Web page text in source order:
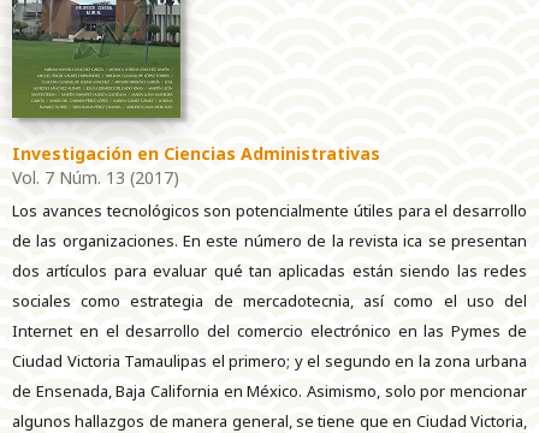
Investigación en Ciencias Administrativas
Vol. 7 Núm. 13 (2017)
Los avances tecnológicos son potencialmente útiles para el desarrollo
de las organizaciones. En este número de la revista ica se presentan
dos artículos para evaluar qué tan aplicadas están siendo las redes
sociales como estrategia de mercadotecnia, así como el uso del
Internet en el desarrollo del comercio electrónico en las Pymes de
Ciudad Victoria Tamaulipas el primero; y el segundo en la zona urbana
de Ensenada, Baja California en México. Asimismo, solo por mencionar
algunos hallazgos de manera general, se tiene que en Ciudad Victoria,